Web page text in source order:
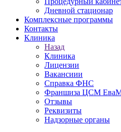
Дневной стационар
Комплексные программы
Контакты
Клиника
Назад
Клиника
Лицензии
Вакансиии
Справка ФНС
Франшиза ЦСМ
Отзывы
Реквизиты
Надзорные органы